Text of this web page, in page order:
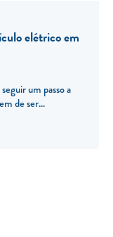
elétrico em
um passo a
de ser...